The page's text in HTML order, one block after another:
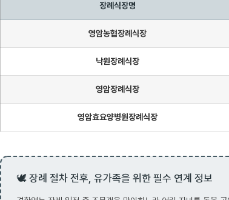
장례식장명
영암농협장례식장
낙원장례식장
영암장례식장
영암효요양병원장례식장
🕊️ 장례 절차 전후, 유가족을 위한 필수 연계 정보